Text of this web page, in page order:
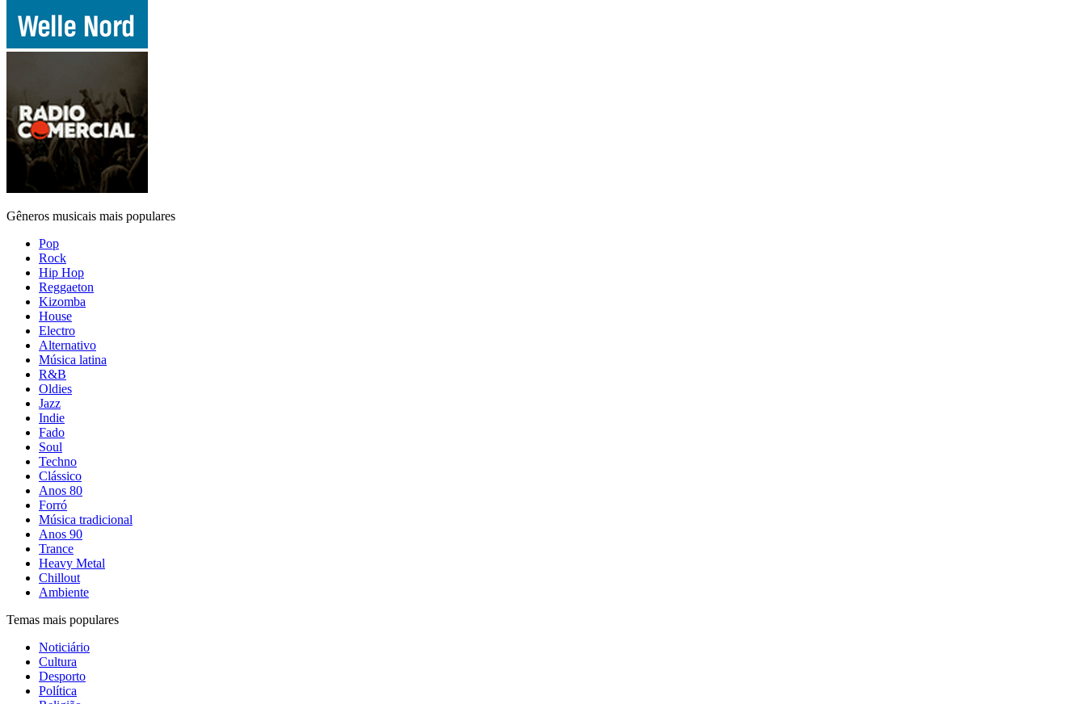
Gêneros musicais mais populares
Pop
Rock
Hip Hop
Reggaeton
Kizomba
House
Electro
Alternativo
Música latina
R&B
Oldies
Jazz
Indie
Fado
Soul
Techno
Clássico
Anos 80
Forró
Música tradicional
Anos 90
Trance
Heavy Metal
Chillout
Ambiente
Temas mais populares
Noticiário
Cultura
Desporto
Política